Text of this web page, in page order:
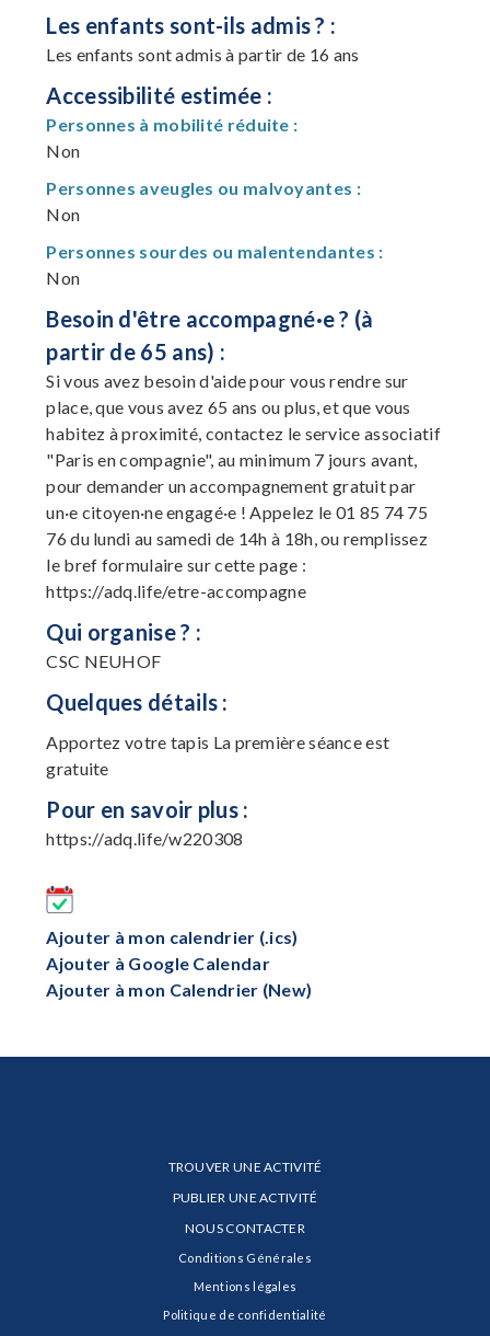
Les enfants sont-ils admis ? :
Les enfants sont admis à partir de 16 ans
Accessibilité estimée :
Personnes à mobilité réduite :
Non
Personnes aveugles ou malvoyantes :
Non
Personnes sourdes ou malentendantes :
Non
Besoin d'être accompagné·e ? (à
partir de 65 ans) :
Si vous avez besoin d'aide pour vous rendre sur
place, que vous avez 65 ans ou plus, et que vous
habitez à proximité, contactez le service associatif
"Paris en compagnie", au minimum 7 jours avant,
pour demander un accompagnement gratuit par
un·e citoyen·ne engagé·e ! Appelez le 01 85 74 75
76 du lundi au samedi de 14h à 18h, ou remplissez
le bref formulaire sur cette page :
https://adq.life/etre-accompagne
Qui organise ? :
CSC NEUHOF
Quelques détails :
Apportez votre tapis La première séance est
gratuite
Pour en savoir plus :
https://adq.life/w220308
Ajouter à mon calendrier (.ics)
Ajouter à Google Calendar
Ajouter à mon Calendrier (New)
TROUVER UNE ACTIVITÉ
PUBLIER UNE ACTIVITÉ
NOUS CONTACTER
Conditions Générales
Mentions légales
Politique de confidentialité